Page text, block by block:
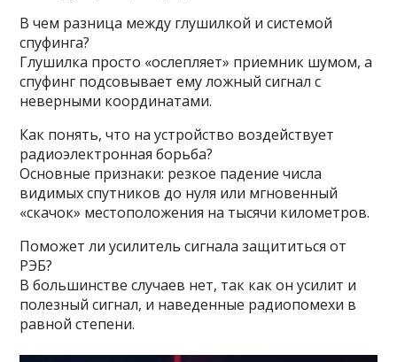
В чем разница между глушилкой и системой
спуфинга?
Глушилка просто «ослепляет» приемник шумом, а
спуфинг подсовывает ему ложный сигнал с
неверными координатами.
Как понять, что на устройство воздействует
радиоэлектронная борьба?
Основные признаки: резкое падение числа
видимых спутников до нуля или мгновенный
«скачок» местоположения на тысячи километров.
Поможет ли усилитель сигнала защититься от
РЭБ?
В большинстве случаев нет, так как он усилит и
полезный сигнал, и наведенные радиопомехи в
равной степени.